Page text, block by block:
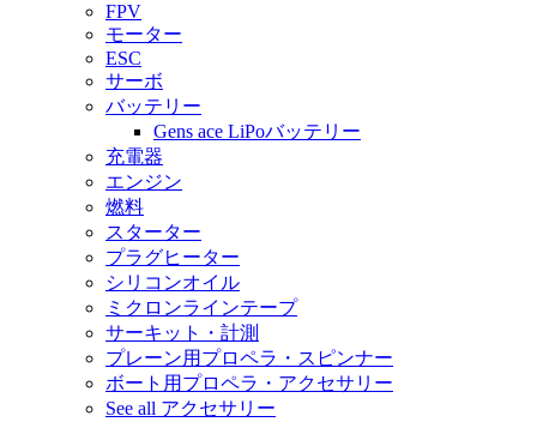
FPV
モーター
ESC
サーボ
バッテリー
Gens ace LiPoバッテリー
充電器
エンジン
燃料
スターター
プラグヒーター
シリコンオイル
ミクロンラインテープ
サーキット・計測
プレーン用プロペラ・スピンナー
ボート用プロペラ・アクセサリー
See all アクセサリー